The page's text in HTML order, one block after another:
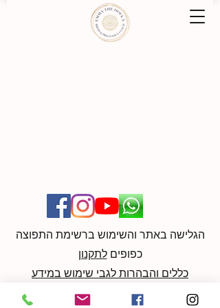
הגלישה באתר והשימוש ברשימת התפוצה
כפופיםלתקנון
כללים והבהרות לגבי שימוש במידע
ליצירת קשר:
052-9596370